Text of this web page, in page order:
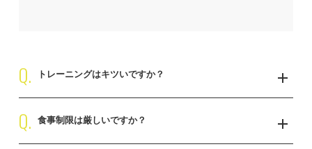
Q. トレーニングはキツいですか？
初めのうちは身体を使うことに慣れていただくため、基礎的な運動
や負荷の軽いメニューから始まります。トレーニングに慣れてくる
と、少しずつお客様のご要望に合わせて運動強度を調整いたしま
Q. 食事制限は厳しいですか？